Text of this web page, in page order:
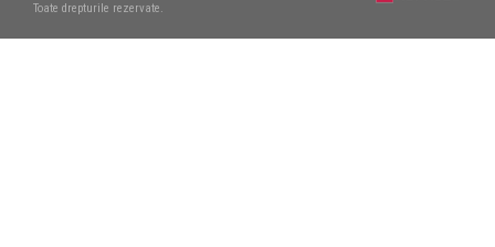
Toate drepturile rezervate.